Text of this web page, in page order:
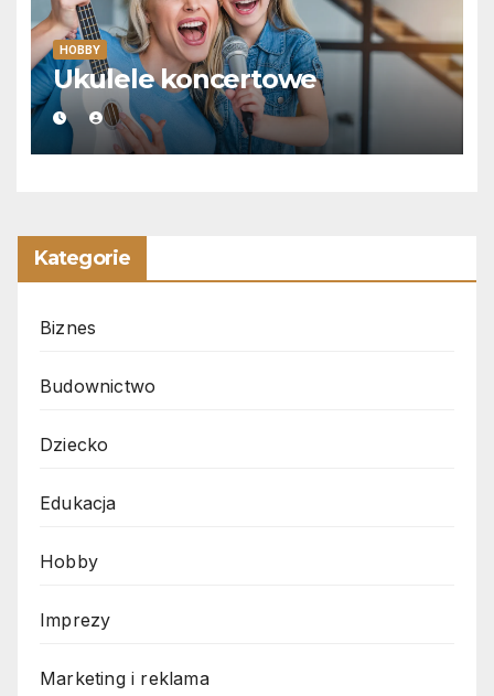
HOBBY
Ukulele koncertowe
Kategorie
Biznes
Budownictwo
Dziecko
Edukacja
Hobby
Imprezy
Marketing i reklama